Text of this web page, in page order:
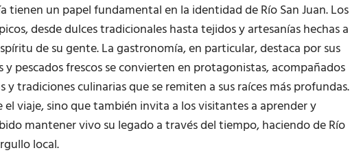
tienen un papel fundamental en la identidad de Río San Juan. Los
desde dulces tradicionales hasta tejidos y artesanías hechas a
de su gente. La gastronomía, en particular, destaca por sus
pescados frescos se convierten en protagonistas, acompañados
tradiciones culinarias que se remiten a sus raíces más profundas.
viaje, sino que también invita a los visitantes a aprender y
mantener vivo su legado a través del tiempo, haciendo de Río
local.